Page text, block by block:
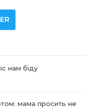
нам біду
мама просить не